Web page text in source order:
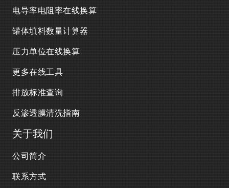
电导率电阻率在线换算
罐体填料数量计算器
压力单位在线换算
更多在线工具
排放标准查询
反渗透膜清洗指南
关于我们
公司简介
联系方式